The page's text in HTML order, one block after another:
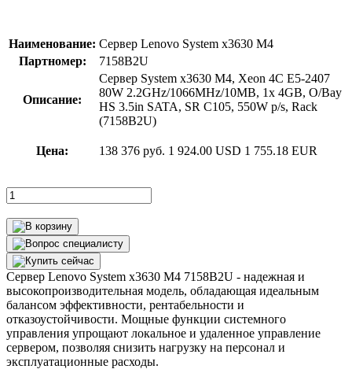
Наименование: Сервер Lenovo System x3630 M4
Партномер:
7158B2U
Описание:
Сервер System x3630 M4, Xeon 4C E5-2407
80W 2.2GHz/1066MHz/10MB, 1x 4GB, O/Bay
HS 3.5in SATA, SR C105, 550W p/s, Rack
(7158B2U)
Цена: 138 376 руб. 1 924.00 USD 1 755.18 EUR
Сервер Lenovo System x3630 M4 7158B2U - надежная и
высокопроизводительная модель, обладающая идеальным
балансом эффективности, рентабельности и
отказоустойчивости. Мощные функции системного
управления упрощают локальное и удаленное управление
сервером, позволяя снизить нагрузку на персонал и
эксплуатационные расходы.